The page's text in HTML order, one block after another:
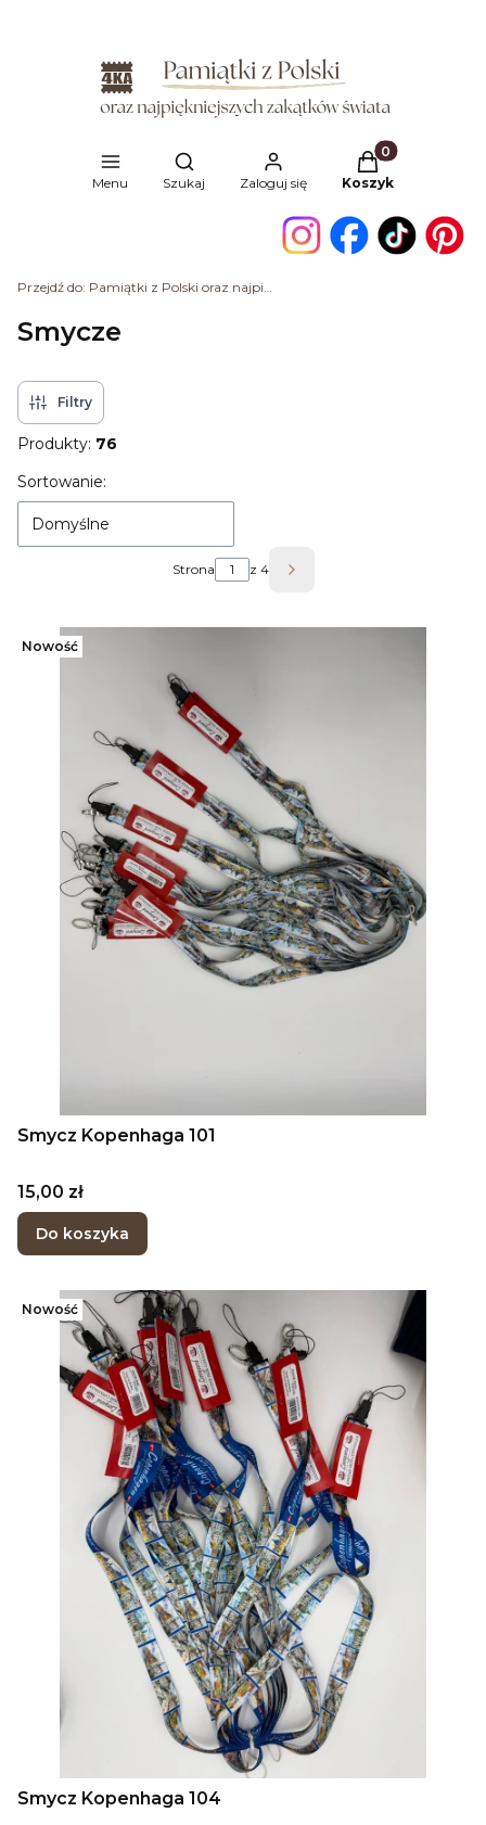
Menu
Otwórz wyszukiwarkę
Szukaj Zaloguj się
Produkty w
Koszyk
Przejdź do: Pamiątki z Polski oraz najpiękniejszych zakątków świata
Smycze
Filtry
Produkty: 76
Lista produktów
Sortowanie:
Domyślne
Strona z 4 Następne produkty
Nowość
Smycz Kopenhaga 101
Cena
15,00 zł
Do koszyka
Nowość
Smycz Kopenhaga 104